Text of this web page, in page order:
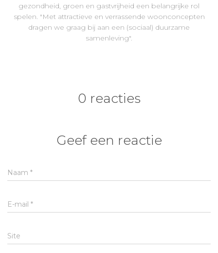
gezondheid, groen en gastvrijheid een belangrijke rol
spelen. "Met attractieve en verrassende woonconcepten
dragen we graag bij aan een (sociaal) duurzame
samenleving".
0 reacties
Geef een reactie
Naam *
E-mail *
Site